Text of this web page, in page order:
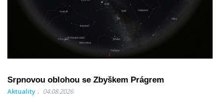
Srpnovou oblohou se Zbyškem Prágrem
Aktuality 04.08.2026